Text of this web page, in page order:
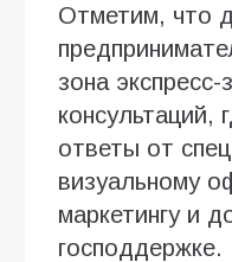
Отметим, что
зона
консультаций,
ответы от
визуальному
маркетингу и